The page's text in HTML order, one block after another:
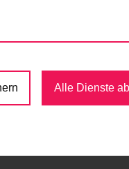
Damit wird eine
im Moment in beide
Fahrtrichtungen
Alle Dienste